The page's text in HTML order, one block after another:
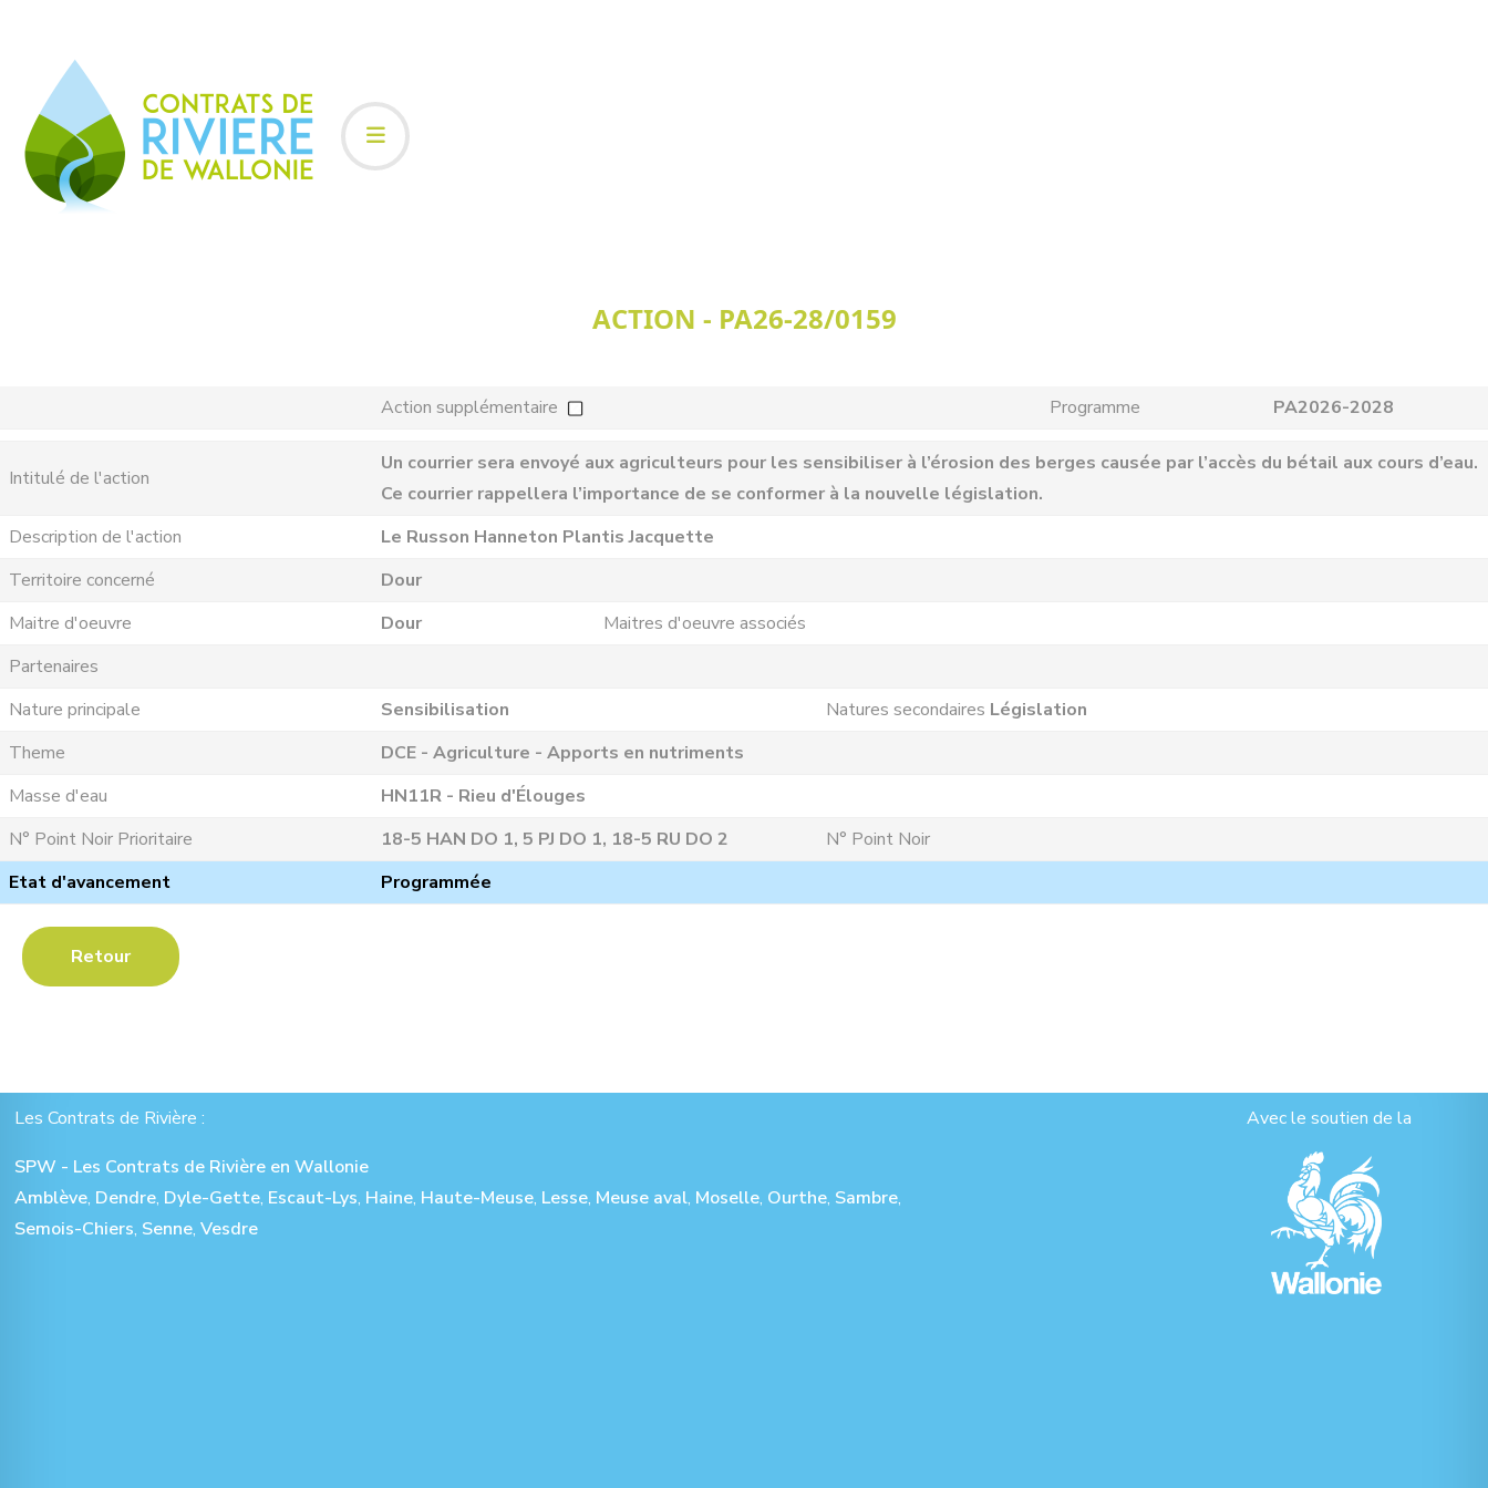
ACTION - PA26-28/0159
Action supplémentaire Programme PA2026-2028
Intitulé de l'action
Un courrier sera envoyé aux agriculteurs pour les sensibiliser à l’érosion des berges causée par l’accès du bétail aux cours d’eau.
Ce courrier rappellera l’importance de se conformer à la nouvelle législation.
Description de l'action
Le Russon Hanneton Plantis Jacquette
Territoire concerné
Dour
Maitre d'oeuvre
Dour
Maitres d'oeuvre associés
Partenaires
Nature principale
Sensibilisation Natures secondaires Législation
Theme
DCE - Agriculture - Apports en nutriments
Masse d'eau
HN11R - Rieu d'Élouges
N° Point Noir Prioritaire
18-5 HAN DO 1, 5 PJ DO 1, 18-5 RU DO 2
N° Point Noir
Etat d'avancement
Programmée
Retour
Les Contrats de Rivière :
SPW - Les Contrats de Rivière en Wallonie
Amblève, Dendre, Dyle-Gette, Escaut-Lys, Haine, Haute-Meuse, Lesse, Meuse aval, Moselle, Ourthe, Sambre,
Semois-Chiers, Senne, Vesdre
Avec le soutien de la